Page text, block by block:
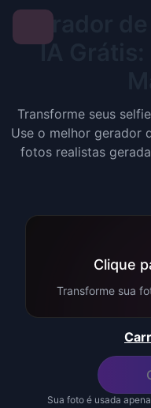
Gerador
IA Grátis:
Transforme seus
Use o melhor gerador
fotos realistas
Clique
Transforme sua
Sua foto é usada